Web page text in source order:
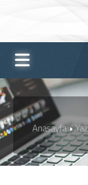
Anasayfa